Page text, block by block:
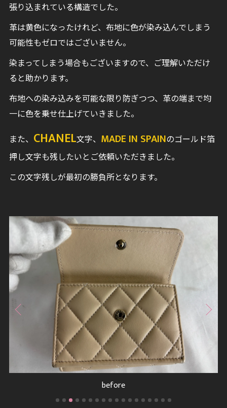
張り込まれている構造でした。
革は黄色になったけれど、布地に色が染み込んでしまう
可能性もゼロではございません。
染まってしまう場合もございますので、ご理解いただけ
ると助かります。
布地への染み込みを可能な限り防ぎつつ、革の端まで均
一に色を乗せ仕上げていきました。
また、 CHANEL文字、 MADE IN SPAINのゴールド箔
押し文字も残したいとご依頼いただきました。
この文字残しが最初の勝負所となります。
before